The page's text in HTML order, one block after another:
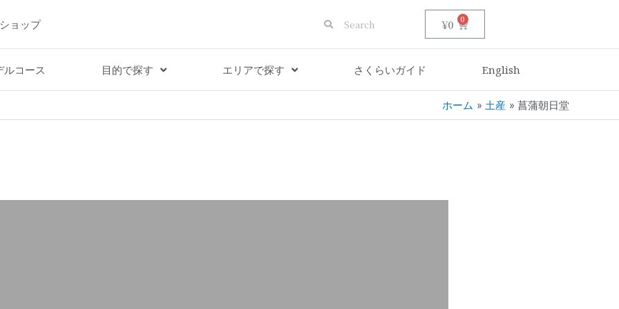
ョップ ¥0 0
ルコース 目的で探す エリアで探す さくらいガイド English
ホーム 土産 菖蒲朝日堂